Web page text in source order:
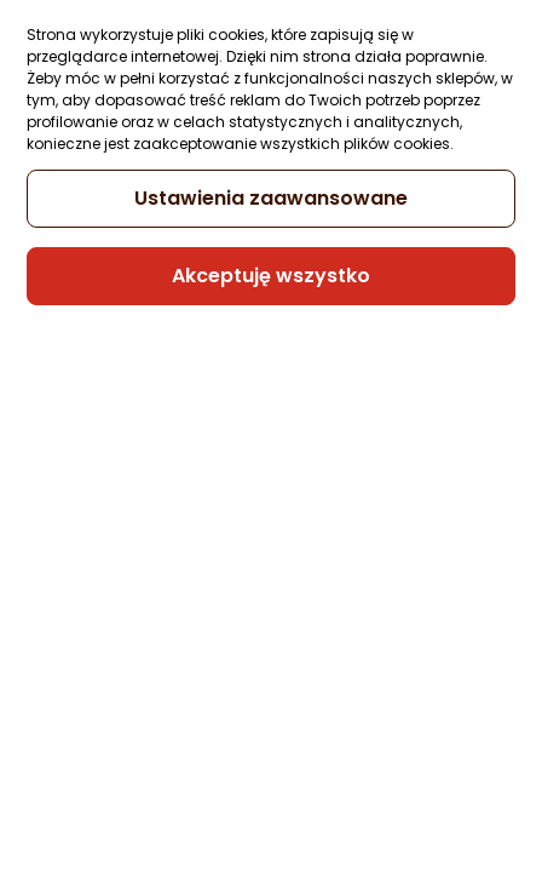
Strona wykorzystuje pliki cookies, które zapisują się w
przeglądarce internetowej. Dzięki nim strona działa poprawnie.
Żeby móc w pełni korzystać z funkcjonalności naszych sklepów, w
tym, aby dopasować treść reklam do Twoich potrzeb poprzez
profilowanie oraz w celach statystycznych i analitycznych,
konieczne jest zaakceptowanie wszystkich plików cookies.
Ustawienia zaawansowane
Akceptuję wszystko